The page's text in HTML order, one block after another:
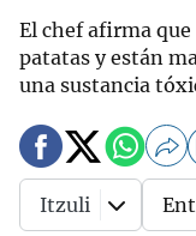
El chef afirma
patatas y están
una sustancia
Itzuli